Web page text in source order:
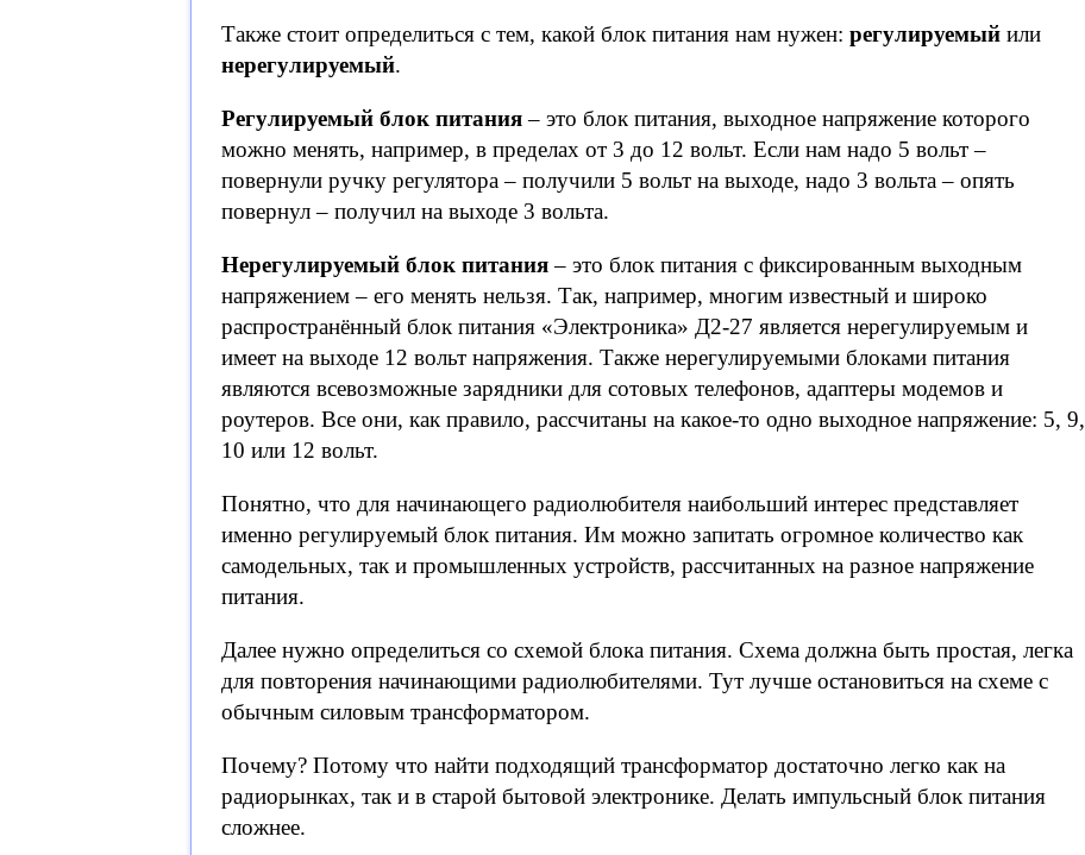
Также стоит определиться с тем, какой блок питания нам нужен: регулируемый или
нерегулируемый.
Регулируемый блок питания– это блок питания, выходное напряжение которого
можно менять, например, в пределах от 3 до 12 вольт. Если нам надо 5 вольт –
повернули ручку регулятора – получили 5 вольт на выходе, надо 3 вольта – опять
повернул – получил на выходе 3 вольта.
Нерегулируемый блок питания– это блок питания с фиксированным выходным
напряжением – его менять нельзя. Так, например, многим известный и широко
распространённый блок питания «Электроника» Д2-27 является нерегулируемым и
имеет на выходе 12 вольт напряжения. Также нерегулируемыми блоками питания
являются всевозможные зарядники для сотовых телефонов, адаптеры модемов и
роутеров. Все они, как правило, рассчитаны на какое-то одно выходное напряжение: 5, 9,
10 или 12 вольт.
Понятно, что для начинающего радиолюбителя наибольший интерес представляет
именно регулируемый блок питания. Им можно запитать огромное количество как
самодельных, так и промышленных устройств, рассчитанных на разное напряжение
питания.
Далее нужно определиться со схемой блока питания. Схема должна быть простая, легка
для повторения начинающими радиолюбителями. Тут лучше остановиться на схеме с
обычным силовым трансформатором.
Почему? Потому что найти подходящий трансформатор достаточно легко как на
радиорынках, так и в старой бытовой электронике. Делать импульсный блок питания
сложнее.